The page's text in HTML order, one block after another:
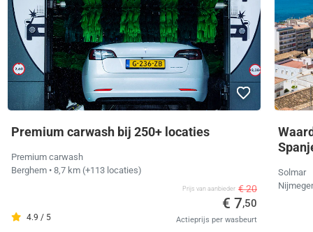
Premium carwash bij 250+ locaties
Premium carwash
Berghem • 8,7 km (+113 locaties)
4.9 / 5
Prijs van aanbieder € 20
€ 7,50
Actieprijs per wasbeurt
Solmar